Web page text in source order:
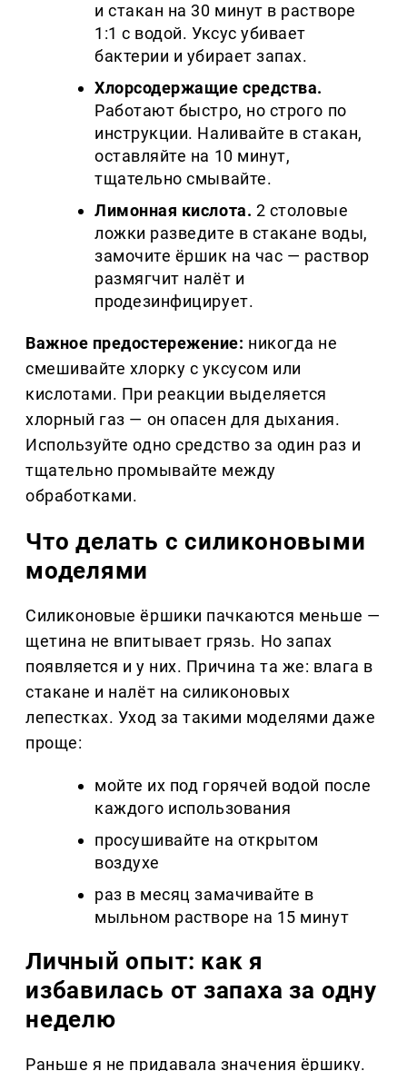
и стакан на 30 минут в растворе
1:1 с водой. Уксус убивает
бактерии и убирает запах.
Хлорсодержащие средства.
Работают быстро, но строго по
инструкции. Наливайте в стакан,
оставляйте на 10 минут,
тщательно смывайте.
Лимонная кислота. 2 столовые
ложки разведите в стакане воды,
замочите ёршик на час — раствор
размягчит налёт и
продезинфицирует.
Важное предостережение: никогда не
смешивайте хлорку с уксусом или
кислотами. При реакции выделяется
хлорный газ — он опасен для дыхания.
Используйте одно средство за один раз и
тщательно промывайте между
обработками.
Что делать с силиконовыми
моделями
Силиконовые ёршики пачкаются меньше —
щетина не впитывает грязь. Но запах
появляется и у них. Причина та же: влага в
стакане и налёт на силиконовых
лепестках. Уход за такими моделями даже
проще:
мойте их под горячей водой после
каждого использования
просушивайте на открытом
воздухе
раз в месяц замачивайте в
мыльном растворе на 15 минут
Личный опыт: как я
избавилась от запаха за одну
неделю
Раньше я не придавала значения ёршику.